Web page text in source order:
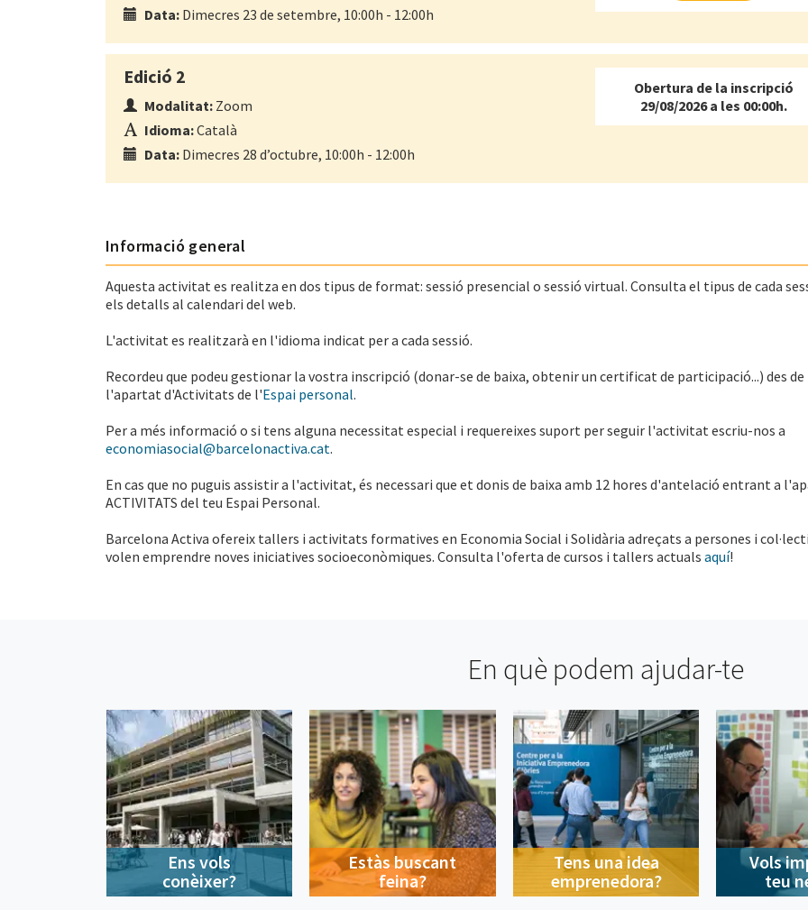
Data: Dimecres 23 de setembre, 10:00h - 12:00h
Edició 2
Modalitat: Zoom
Idioma:Català
Data: Dimecres 28 d’octubre, 10:00h - 12:00h
Obertura de la inscripció
29/08/2026 a les 00:00h.
Informació general
Aquesta activitat es realitza en dos tipus de format: sessió presencial o sessió virtual. Consulta el tipus de cada
els detalls al calendari del web.
L'activitat es realitzarà en l'idioma indicat per a cada sessió.
Recordeu que podeu gestionar la vostra inscripció (donar-se de baixa, obtenir un certificat de participació...) des de
l'apartat d'Activitats de l'Espai personal.
Per a més informació o si tens alguna necessitat especial i requereixes suport per seguir l'activitat escriu-nos a
economiasocial@barcelonactiva.cat.
En cas que no puguis assistir a l'activitat, és necessari que et donis de baixa amb 12 hores d'antelació entrant a
ACTIVITATS del teu Espai Personal.
Barcelona Activa ofereix tallers i activitats formatives en Economia Social i Solidària adreçats a persones i
volen emprendre noves iniciatives socioeconòmiques. Consulta l'oferta de cursos i tallers actuals aquí!
En què podem ajudar-te
Ens vols
conèixer?
Estàs buscant
feina?
Tens una idea
emprenedora?
Vols
teu